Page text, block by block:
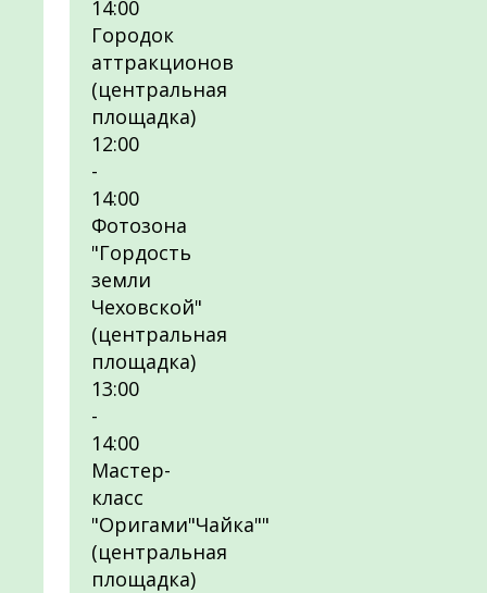
14:00
Городок
аттракционов
(центральная
площадка)
12:00
-
14:00
Фотозона
"Гордость
земли
Чеховской"
(центральная
площадка)
13:00
-
14:00
Мастер-
класс
"Оригами"Чайка""
(центральная
площадка)